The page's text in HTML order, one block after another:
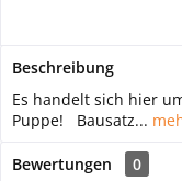
Beschreibung
Es handelt sich hier
Puppe! Bausatz...
Bewertungen
0